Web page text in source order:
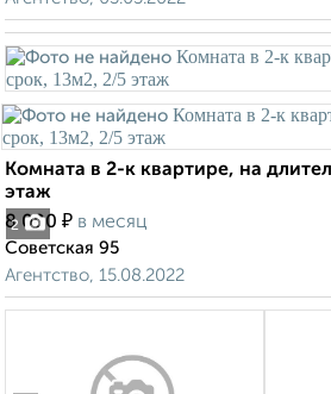
2
Комната в 2-к квартире, на
этаж
8 000 ₽ в месяц
Советская 95
Агентство, 15.08.2022